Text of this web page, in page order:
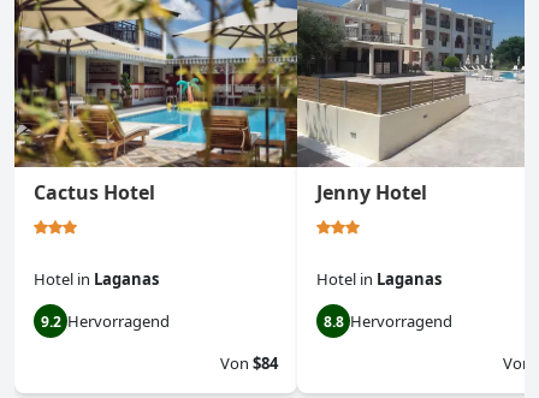
Cactus Hotel
Hotel in Laganas
9.2 Hervorragend
Von $84
Jenny Hotel
Hotel in Laganas
8.8 Hervorragend
Von